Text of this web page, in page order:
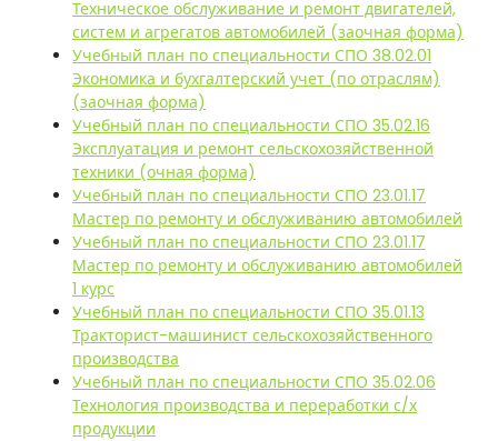
Техническое обслуживание и ремонт двигателей,
систем и агрегатов автомобилей (заочная форма)
Учебный план по специальности СПО 38.02.01
Экономика и бухгалтерский учет (по отраслям)
(заочная форма)
Учебный план по специальности СПО 35.02.16
Эксплуатация и ремонт сельскохозяйственной
техники (очная форма)
Учебный план по специальности СПО 23.01.17
Мастер по ремонту и обслуживанию автомобилей
Учебный план по специальности СПО 23.01.17
Мастер по ремонту и обслуживанию автомобилей
1 курс
Учебный план по специальности СПО 35.01.13
Тракторист-машинист сельскохозяйственного
производства
Учебный план по специальности СПО 35.02.06
Технология производства и переработки с/х
продукции